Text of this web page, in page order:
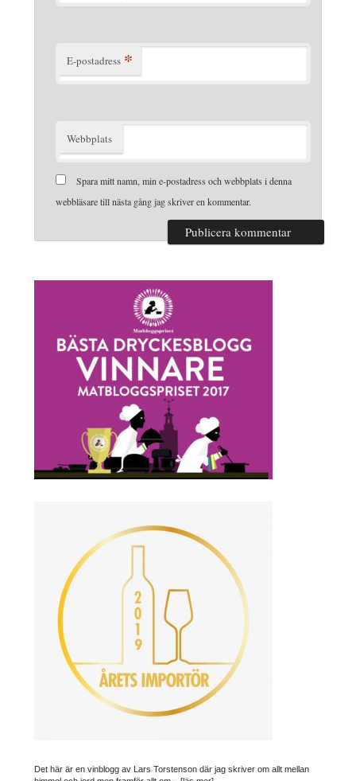
E-postadress *
Webbplats
Spara mitt namn, min e-postadress och webbplats i denna
webbläsare till nästa gång jag skriver en kommentar.
Det här är en vinblogg av Lars Torstenson där jag skriver om allt mellan